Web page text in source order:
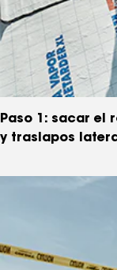
Paso 1: sacar el
y traslapos